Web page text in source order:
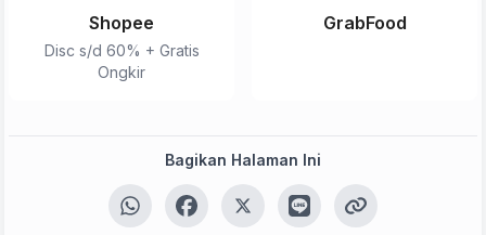
Shopee
Disc s/d 60% + Gratis
Ongkir
GrabFood
Bagikan Halaman Ini